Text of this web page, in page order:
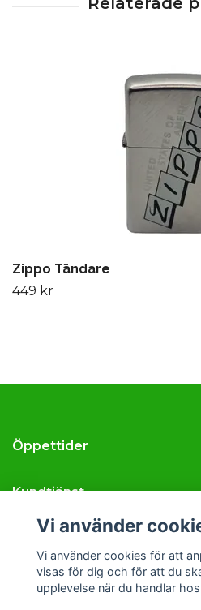
Zippo Tändare
449 kr
Öppettider
Kundtjänst
Läs mer
Sociala medier
Vi använder
Vi använder cookies för att
visas för dig och för att du
upplevelse när du handlar